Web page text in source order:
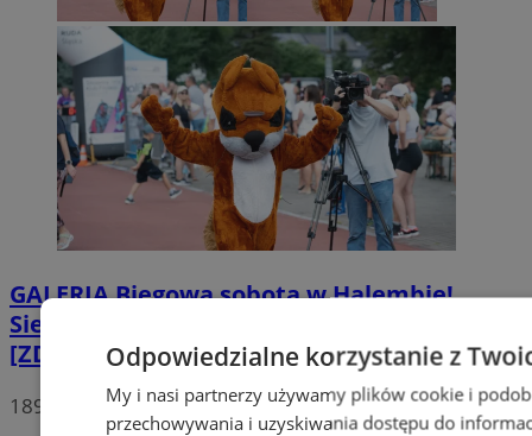
GALERIABiegowa sobota w Halembie!
Sierpniowy Bieg Wiewiórki za nami
[ZDJĘCIA]
189
Odpowiedzialne korzystanie z
My i nasi partnerzy używamy plików cookie i
przechowywania i uzyskiwania dostępu do